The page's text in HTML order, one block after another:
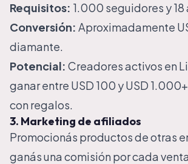
Requisitos: 1.000 seguidores y 18
Conversión: Aproximadamente
diamante.
Potencial: Creadores activos en
ganar entre USD 100 y USD
con regalos.
3. Marketing de afiliados
Promocionás productos de otras
ganás una comisión por cada